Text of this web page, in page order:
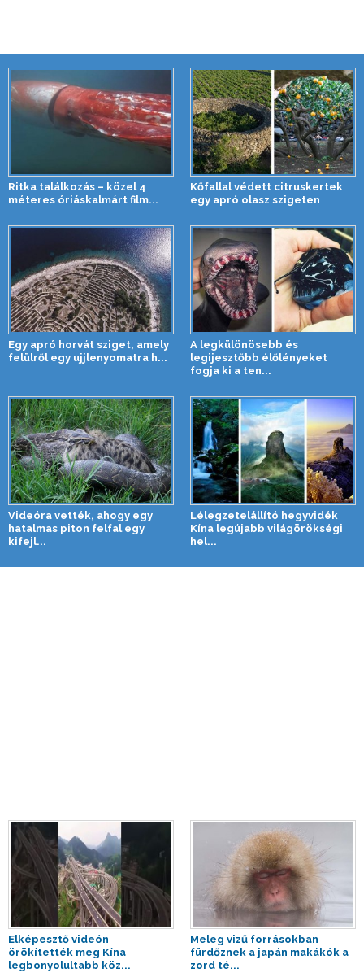
Ritka találkozás – közel 4
méteres óriáskalmárt film...
Kőfallal védett citruskertek
egy apró olasz szigeten
Egy apró horvát sziget, amely
felülről egy ujjlenyomatra h...
A legkülönösebb és
legijesztőbb élőlényeket
fogja ki a ten...
Videóra vették, ahogy egy
hatalmas piton felfal egy
kifejl...
Lélegzetelállító hegyvidék
Kína legújabb világörökségi
hel...
Elképesztő videón
örökítették meg Kína
legbonyolultabb köz...
Meleg vizű forrásokban
fürdőznek a japán makákók a
zord té...